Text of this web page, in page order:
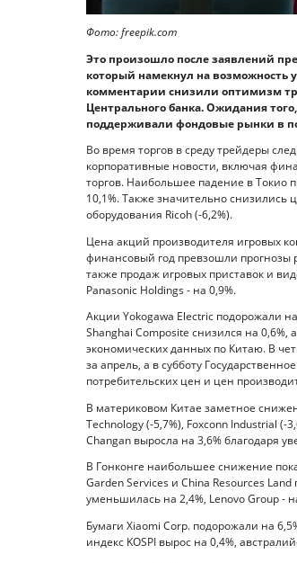
Фото: freepik.com
Это произошло после заявлений
который намекнул на возможность
комментарии снизили оптимизм
Центрального банка. Ожидания
поддерживали фондовые рынки в
Во время торгов в среду трейдеры
корпоративные новости, включая
торгов. Наибольшее падение в Токио
10,1%. Также значительно снизились
оборудования Ricoh (-6,2%).
Цена акций производителя игровых
финансовый год превзошли прогнозы
также продаж игровых приставок и
Panasonic Holdings - на 0,9%.
Акции Yokogawa Electric подорожали
Shanghai Composite снизился на
экономических данных по Китаю. В
за апрель, а в субботу
потребительских цен и цен
В материковом Китае заметное
Technology (-5,7%), Foxconn Industrial (-
Changan выросла на 3,6% благодаря
В Гонконге наибольшее снижение
Garden Services и China Resources
уменьшилась на 2,4%, Lenovo Group -
Бумаги Xiaomi Corp. подорожали на
индекс KOSPI вырос на 0,4%,